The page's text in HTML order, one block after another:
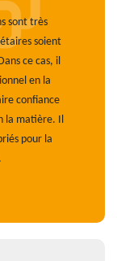
sont très
soient
ce cas, il
en la
confiance
la matière. Il
pour la